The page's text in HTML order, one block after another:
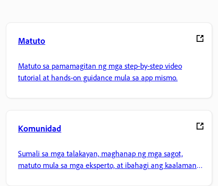
Matuto
Matuto sa pamamagitan ng mga step-by-step video
tutorial at hands-on guidance mula sa app mismo.
Komunidad
Sumali sa mga talakayan, maghanap ng mga sagot,
matuto mula sa mga eksperto, at ibahagi ang kaalaman